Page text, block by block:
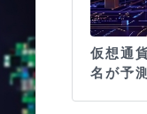
仮想通
名が予